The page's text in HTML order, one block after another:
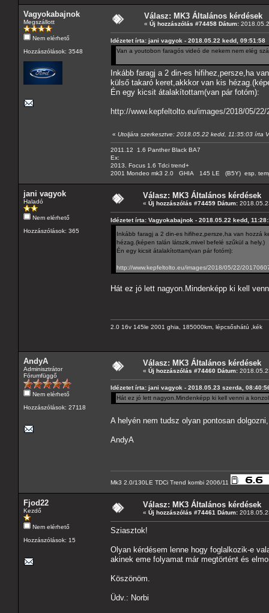
Vagyokabajnok
Megszállott
Nem elérhető
Hozzászólások: 3548
Válasz: MK3 Általános kérdések
« Új hozzászólás #74458 Dátum:
Idézetet írta: jani vagyok - 2018.05.22 kedd, 09:51:58
Van a youtobon faragós videó de nekem nem elég
Inkább faragj a 2 din-es hifihez,persze,ha
külső takaró keret,akkkor van kis
Én egy kicsit átalakítottam(van pár fotóm):
http://www.kepfeltolto.eu/images/2018/05/22/
« Utoljára szerkesztve: 2018.05.22 kedd, 11:35:03 írta
2011.12 1.6 Panther Black BA7
Ex:
2013. Focus 1.6 Tdci trend+
2001 Mondeo mk3 2.0 GHIA 145 LE (B5Y) esp.
jani vagyok
Haladó
Nem elérhető
Hozzászólások: 365
Válasz: MK3 Általános kérdések
« Új hozzászólás #74459 Dátum:
Idézetet írta: Vagyokabajnok - 2018.05.22 kedd,
Inkább faragj a 2 din-es hifihez,persze,ha van hozzá
hézag.(képen talán látszik,mivel befelé szűkül a hely.)
Én egy kicsit átalakítottam(van pár fotóm):
http://www.kepfeltolto.eu/images/2018/05/22/
Hát ez jó lett nagyon.Mindenképp ki kell
2.0 16v 145le 2001 ghia, 185000km, lépcsőshátú ,kék
AndyA
Adminisztrátor
Fórumfüggő
Nem elérhető
Hozzászólások: 27118
Válasz: MK3 Általános kérdések
« Új hozzászólás #74460 Dátum:
Idézetet írta: jani vagyok - 2018.05.23 szerda,
Hát ez jó lett nagyon.Mindenképp ki kell venni a
A helyén nem tudsz olyan pontosan
AndyA
Mk3 2.0/130LE TDCi Trend kombi 2006/11
Fjod22
Kezdő
Nem elérhető
Hozzászólások: 15
Válasz: MK3 Általános kérdések
« Új hozzászólás #74461 Dátum:
Sziasztok!
Olyan kérdésem lenne hogy foglalkozik-e
akinek eme folyamat már megtörtént és
Köszönöm.
Üdv.: Norbi